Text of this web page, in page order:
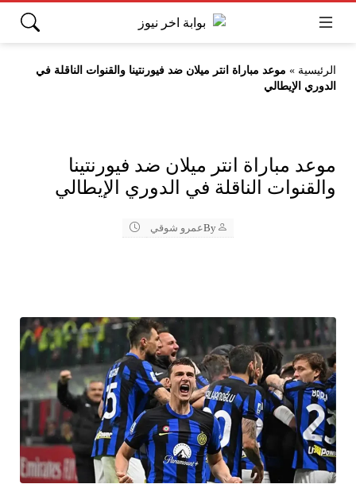
الرئيسية » موعد مباراة انتر ميلان ضد فيورنتينا والقنوات الناقلة في
الدوري الإيطالي
موعد مباراة انتر ميلان ضد فيورنتينا
والقنوات الناقلة في الدوري الإيطالي
Byعمرو شوقي